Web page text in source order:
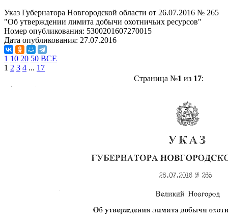
Указ Губернатора Новгородской области от 26.07.2016 № 265
"Об утверждении лимита добычи охотничьих ресурсов"
Номер опубликования: 5300201607270015
Дата опубликования: 27.07.2016
1 10 20 50 ВСЕ
1 2 3 4 ... 17
Страница №1 из 17: